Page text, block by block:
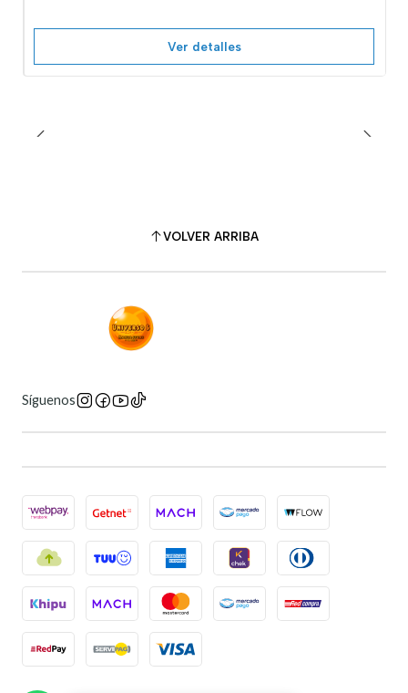
Ver detalles
VOLVER ARRIBA
Síguenos